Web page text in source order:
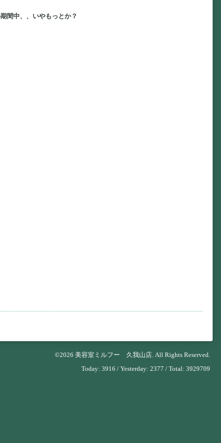
間中、、いやもっとか？
©2026 美容室ミルフー 久我山店 . All Rights Reserved.
Today: 3916 / Yesterday: 2377 / Total: 3929709